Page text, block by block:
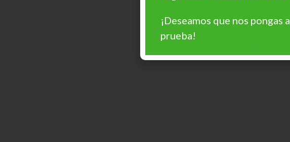
¡Deseamos que nos pongas a
prueba!